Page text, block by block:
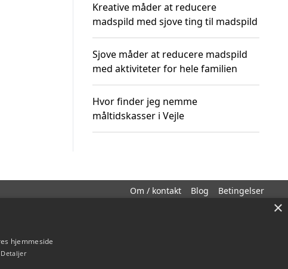
Kreative måder at reducere
madspild med sjove ting til madspild
Sjove måder at reducere madspild
med aktiviteter for hele familien
Hvor finder jeg nemme
måltidskasser i Vejle
Om / kontakt Blog Betingelser
×
hjemmeside
Detaljer